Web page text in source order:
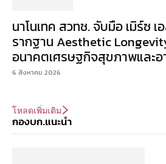
นาโนเทค สวทช. จับมือ เมิร์ซ เ
รากฐาน Aesthetic
อนาคตเศรษฐกิจสุขภาพและ
6 สิงหาคม 2026
โหลดเพิ่มเติม
กองบก.แนะนำ